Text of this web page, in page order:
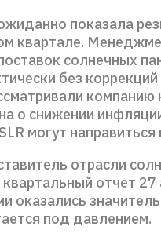
показала
квартале.
солнечных
без
компанию
о снижении
могут направиться
отрасли
отчет
оказались
под давлением.